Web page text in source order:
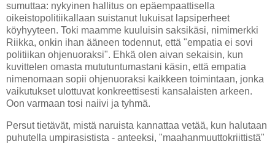
sumuttaa: nykyinen hallitus on epäempaattisella
oikeistopolitiikallaan suistanut lukuisat lapsiperheet
köyhyyteen. Toki maamme kuuluisin saksikäsi, nimimerkki
Riikka, onkin ihan ääneen todennut, että "empatia ei sovi
politiikan ohjenuoraksi". Ehkä olen aivan sekaisin, kun
kuvittelen omasta mututuntumastani käsin, että empatia
nimenomaan sopii ohjenuoraksi kaikkeen toimintaan, jonka
vaikutukset ulottuvat konkreettisesti kansalaisten arkeen.
Oon varmaan tosi naiivi ja tyhmä.
Persut tietävät, mistä naruista kannattaa vetää, kun halutaan
puhutella umpirasistista - anteeksi, "maahanmuuttokriittistä"